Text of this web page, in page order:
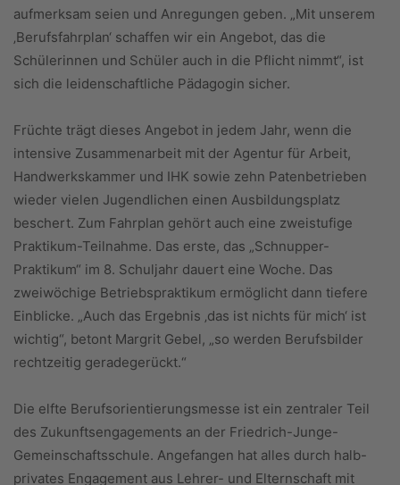
aufmerksam seien und Anregungen geben. „Mit unserem
‚Berufsfahrplan‘ schaffen wir ein Angebot, das die
Schülerinnen und Schüler auch in die Pflicht nimmt“, ist
sich die leidenschaftliche Pädagogin sicher.
Früchte trägt dieses Angebot in jedem Jahr, wenn die
intensive Zusammenarbeit mit der Agentur für Arbeit,
Handwerkskammer und IHK sowie zehn Patenbetrieben
wieder vielen Jugendlichen einen Ausbildungsplatz
beschert. Zum Fahrplan gehört auch eine zweistufige
Praktikum-Teilnahme. Das erste, das „Schnupper-
Praktikum“ im 8. Schuljahr dauert eine Woche. Das
zweiwöchige Betriebspraktikum ermöglicht dann tiefere
Einblicke. „Auch das Ergebnis ‚das ist nichts für mich‘ ist
wichtig“, betont Margrit Gebel, „so werden Berufsbilder
rechtzeitig geradegerückt.“
Die elfte Berufsorientierungsmesse ist ein zentraler Teil
des Zukunftsengagements an der Friedrich-Junge-
Gemeinschaftsschule. Angefangen hat alles durch halb-
privates Engagement aus Lehrer- und Elternschaft mit